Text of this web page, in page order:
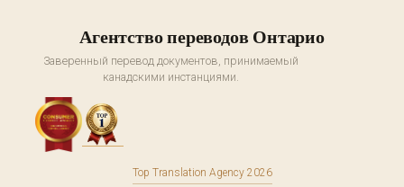
Агентство переводов Онтарио
Заверенный перевод документов, принимаемый
канадскими инстанциями.
Top Translation Agency 2026